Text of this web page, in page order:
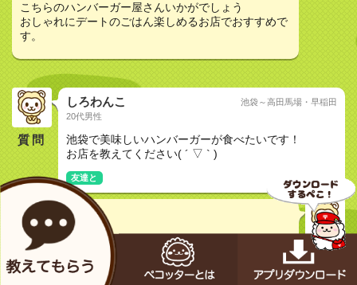
こちらのハンバーガー屋さんいかがでしょう
おしゃれにデートのごはん楽しめるお店でおすすめで
す。
質問
しろわんこ
20代男性
池袋～高田馬場・早稲田
池袋で美味しいハンバーガーが食べたいです！
お店を教えてください( ´ ▽ ` )
友達と
マイ
30代女性
J.S. BURGERS CAFE ルミネ池袋店 （ジェイエスバ
ーガーズカフェ） - 池袋/ハンバーガー [食べログ]
https://s.tabelog.com/tokyo/A1305/A130501/1313069